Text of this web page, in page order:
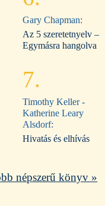
Gary Chapman:
Az 5 szeretetnyelv –
Egymásra hangolva
7.
Timothy Keller -
Katherine Leary
Alsdorf:
Hivatás és elhívás
népszerű könyv »